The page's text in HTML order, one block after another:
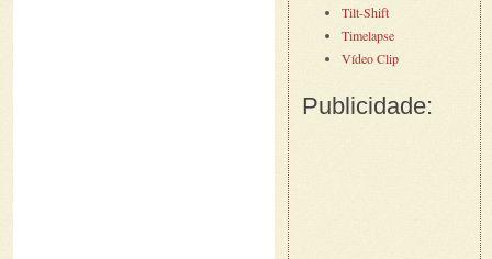
Tilt-Shift
Timelapse
Vídeo Clip
Publicidade: